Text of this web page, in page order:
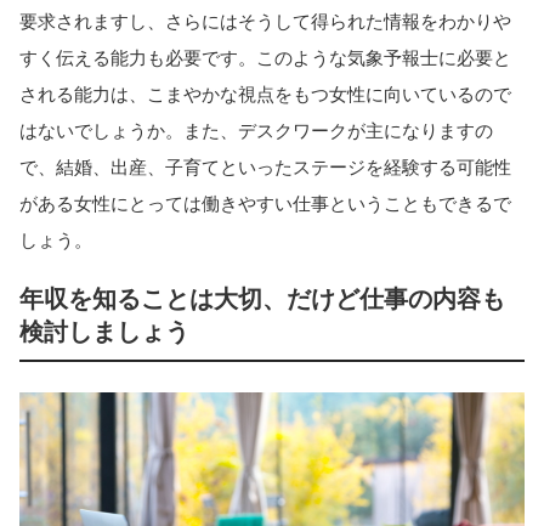
要求されますし、さらにはそうして得られた情報をわかりや
すく伝える能力も必要です。このような気象予報士に必要と
される能力は、こまやかな視点をもつ女性に向いているので
はないでしょうか。また、デスクワークが主になりますの
で、結婚、出産、子育てといったステージを経験する可能性
がある女性にとっては働きやすい仕事ということもできるで
しょう。
年収を知ることは大切、だけど仕事の内容も
検討しましょう